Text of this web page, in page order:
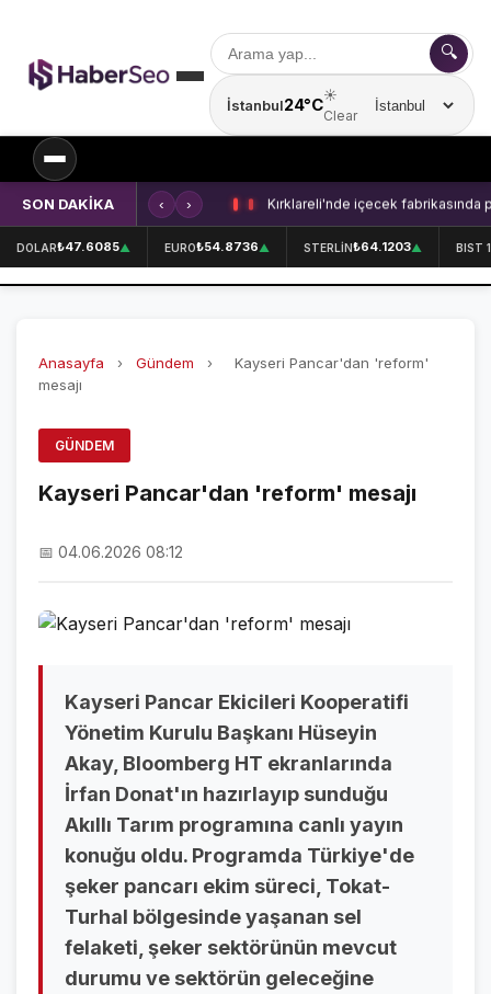
🔍
İstanbul24°C☀️
Clear
Şehir seçin
SPOR
SPOR HABERLERİ
FENERBAHÇE
ÖZEL SAYFALAR
HAVA DURUMU
NÖBETÇİ ECZANELER
SON DAKİKA
SON DAKİKA HABERLERİ
VİDEO GALERİ
FOTO GALERİ
GALERİLER
SON DAKİKA ‹ › Kırklareli'nde içecek fabrikasında
DOLAR₺47.6085▲ EURO₺54.8736▲ STERLİN₺64.1203▲ BIST
Anasayfa › Gündem ›
Kayseri Pancar'dan 'reform'
mesajı
GÜNDEM
Kayseri Pancar'dan 'reform' mesajı
📅 04.06.2026 08:12
Kayseri Pancar Ekicileri Kooperatifi
Yönetim Kurulu Başkanı Hüseyin
Akay, Bloomberg HT ekranlarında
İrfan Donat'ın hazırlayıp sunduğu
Akıllı Tarım programına canlı yayın
konuğu oldu. Programda Türkiye'de
şeker pancarı ekim süreci, Tokat-
Turhal bölgesinde yaşanan sel
felaketi, şeker sektörünün mevcut
durumu ve sektörün geleceğine